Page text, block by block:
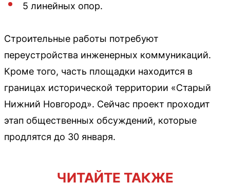
5 линейных опор.
Строительные работы потребуют
переустройства инженерных коммуникаций.
Кроме того, часть площадки находится в
границах исторической территории «Старый
Нижний Новгород». Сейчас проект проходит
этап общественных обсуждений, которые
продлятся до 30 января.
ЧИТАЙТЕ ТАКЖЕ